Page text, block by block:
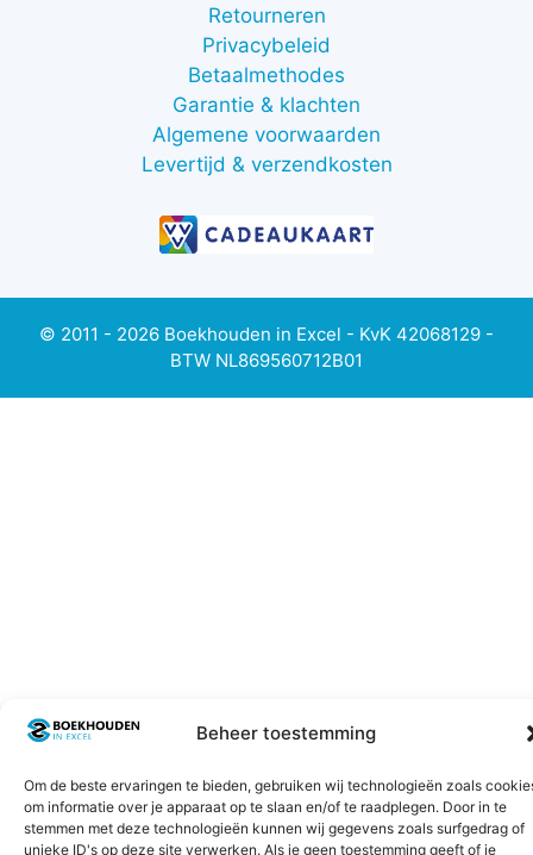
Beheer toestemming
Om de beste ervaringen te bieden, gebruiken wij technologieën zoals
om informatie over je apparaat op te slaan en/of te raadplegen. Door in te
stemmen met deze technologieën kunnen wij gegevens zoals surfgedrag of
unieke ID's op deze site verwerken. Als je geen toestemming geeft of je
Retourneren
Privacybeleid
Betaalmethodes
Garantie & klachten
Algemene voorwaarden
Levertijd & verzendkosten
© 2011 - 2026 Boekhouden in Excel - KvK 42068129 -
BTW NL869560712B01